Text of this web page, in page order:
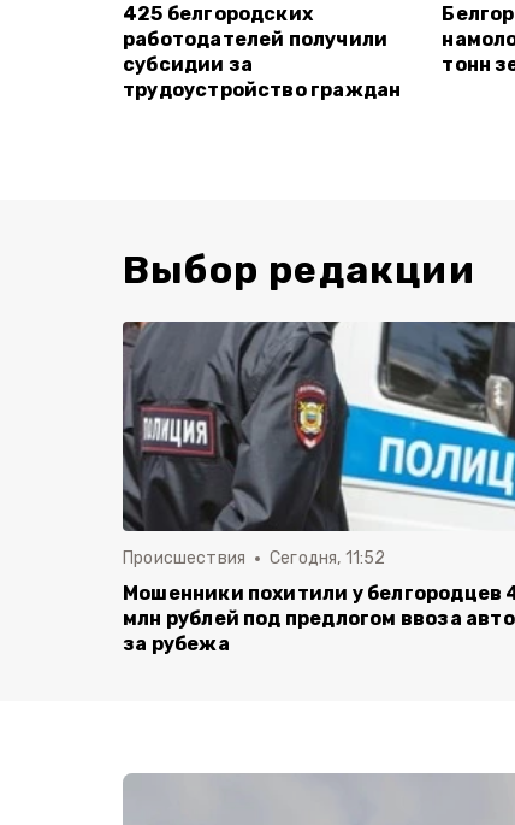
425 белгородских
работодателей получили
субсидии за
трудоустройство граждан
тонн
Выбор редакции
Происшествия Сегодня, 11:52
Мошенники похитили у белгородцев
млн рублей под предлогом ввоза
за рубежа